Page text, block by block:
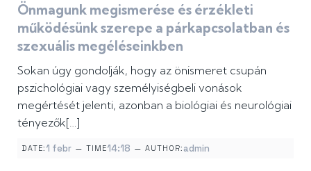
Önmagunk megismerése és érzékleti
működésünk szerepe a párkapcsolatban és
szexuális megéléseinkben
Sokan úgy gondolják, hogy az önismeret csupán
pszichológiai vagy személyiségbeli vonások
megértését jelenti, azonban a biológiai és neurológiai
tényezők[…]
DATE: 1 febr – TIME14:18 – AUTHOR: admin